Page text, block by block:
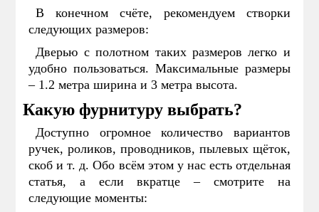
В конечном счёте, рекомендуем створки
следующих размеров:
Дверью с полотном таких размеров легко и
удобно пользоваться. Максимальные размеры
– 1.2 метра ширина и 3 метра высота.
Какую фурнитуру выбрать?
Доступно огромное количество вариантов
ручек, роликов, проводников, пылевых щёток,
скоб и т. д. Обо всём этом у нас есть отдельная
статья, а если вкратце – смотрите на
следующие моменты: